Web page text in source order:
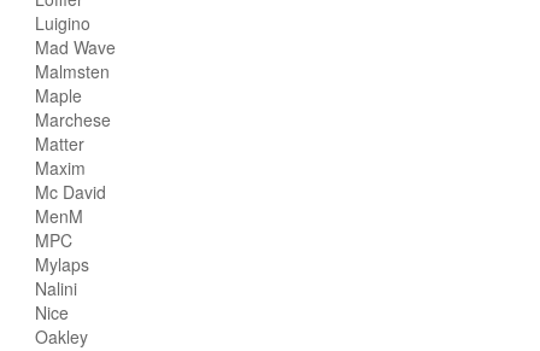
Luigino
Mad Wave
Malmsten
Maple
Marchese
Matter
Maxim
Mc David
MenM
MPC
Mylaps
Nalini
Nice
Oakley